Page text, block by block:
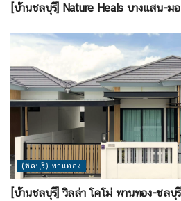
[บ้านชลบุรี] Nature Heals บางแสน-ม
(ชลบุรี) พานทอง
[บ้านชลบุรี] วิลล่า โคโม่ พานทอง-ชลบุรี